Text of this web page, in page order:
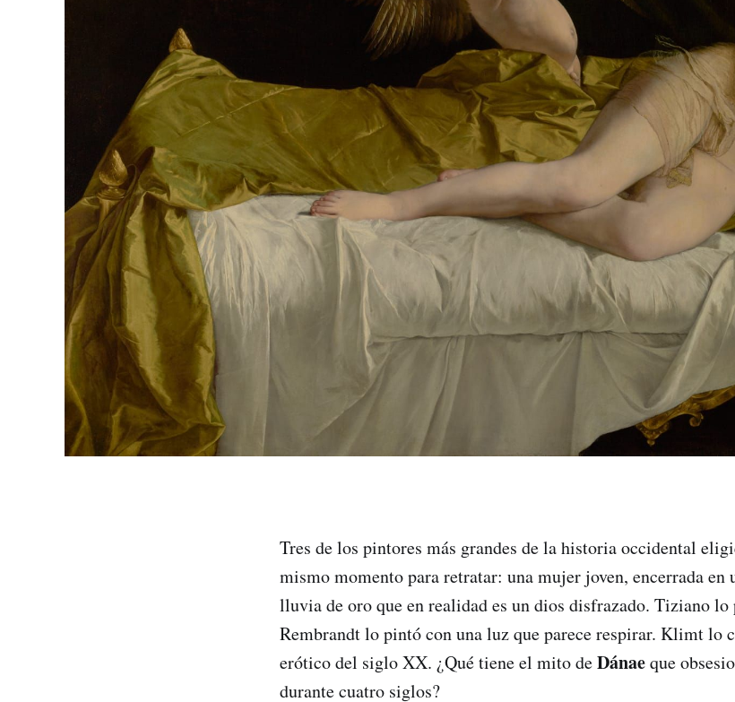
Tres de los pintores más grandes de la historia occidental
mismo momento para retratar: una mujer joven, encerrada en
lluvia de oro que en realidad es un dios disfrazado. Tiziano lo
Rembrandt lo pintó con una luz que parece respirar. Klimt lo
erótico del siglo XX. ¿Qué tiene el mito deDánaeque
durante cuatro siglos?